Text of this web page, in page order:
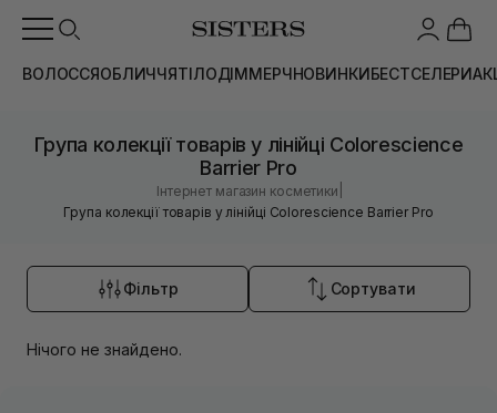
ВОЛОССЯОБЛИЧЧЯТІЛОДІММЕРЧНОВИНКИБЕСТСЕЛЕРИ
Група колекції товарів у лінійці Colorescience
Barrier Pro
Інтернет магазин косметики
Група колекції товарів у лінійці Colorescience Barrier Pro
Фільтр Сортувати
Нічого не знайдено.